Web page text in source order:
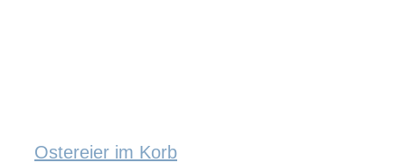
Ostereier im Korb